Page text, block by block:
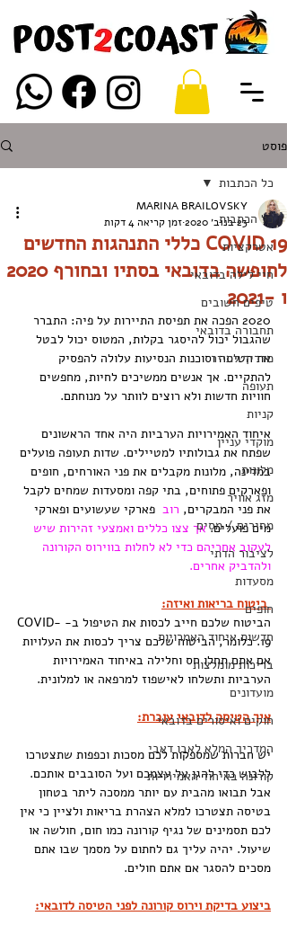
פוסט
כל הכתבות
אטרקציות
חיי לילה בדובאי
טיפים חשובים
תחבורה בדובאי
מדריך לתייר
תעופה
קניות
מוקדי עניין
מלונות
מזג אוויר
מחירים / מסים
לציבור הדתי
מסעדות
חופים
חדשות איחוד האמרויות
בריכות מומלצות
מועדונים
חוקים ואיסורים בדובאי
המדריך המלא לאבו דאבי
קורונה באיחוד האמירויות
כל הכתבות
COVID 19 כללי התנהגות החדשים
לחופשה בדובאי בסתיו ובחורף 2020
ו -2021
MARINA BRAILOVSKY
23 בנוב׳ 2020
זמן קריאה 4 דקות
2020 הפכה את תפיסת התיירות על פיה: התברר
שהגבול יכול להיסגר בקלות, המטוס יכול לבטל
את הטיסה וסוכנות הנסיעות עלולה להפסיק
להתקיים. אך אנשים ממשיכים לחיות, מחפשים
חוויות חדשות ולא רוצים לוותר על מנוחתם.
איחוד האמירויות הערביות היה אחד הראשונים
שפתח את גבולותיו למטיילים. שדות תעופה פועלים
במדינה, מלונות מקבלים את פני האורחים, חופים
ופארקים פתוחים, בתי קפה ומסעדות שמחים לקבל
את פני המבקרים, רוב
  פארקי שעשועים ופארקי
מים פועלים. אך צצו כללים ואמצעי זהירות שיש
לעקוב אחריהם כדי לא לחלות בווירוס הקורונה
ולהדביק אחרים.
ביטוח בריאות ואיזה:
הביטוח שלכם חייב לכסות את הטיפול ב- COVID-
19. כלומר, הביטוח שלכם צריך לכסות את העלויות
אם אתם תחלו חס וחלילה באיחוד האמירויות
הערביות ותשלחו לאישפוז למרפאה או למלונית.
איך הטיסה לדובאי עוברת:
יש חברות שמספקות לכם מסכות וכפפות שתצטרכו
ללבוש כדי להגן על עצמכם ועל הסובבים אותכם.
אבל תבואו מהבית עם יותר ממסכה ליתר בטחון
בטיסה תצטרכו למלא הצהרת בריאות ולציין כי אין
לכם תסמינים של נגיף קורונה כמו חום, חולשה או
שיעול. יהיה עליך גם לחתום על מסמך שבו אתם
מסכים להסגר אם אתם חולים.
ביצוע בדיקת וירוס קורונה לפני הטיסה לדובאי: